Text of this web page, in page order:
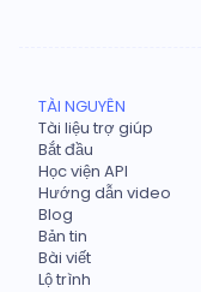
TÀI NGUYÊN
Tài liệu trợ giúp
Bắt đầu
Học viện API
Hướng dẫn video
Blog
Bản tin
Bài viết
Lộ trình